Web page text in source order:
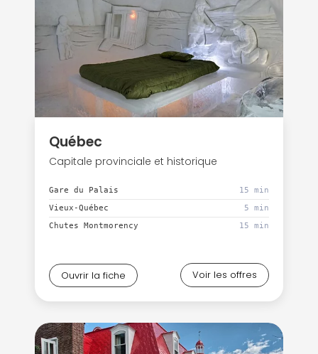
Québec
Capitale provinciale et historique
Gare du Palais
15 min
Vieux-Québec
5 min
Chutes Montmorency
15 min
Ouvrir la fiche Voir les offres